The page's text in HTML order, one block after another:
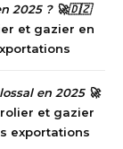
2025 ? 🚀🇩🇿
et gazier en
en 2025 🚀
et gazier
exportations